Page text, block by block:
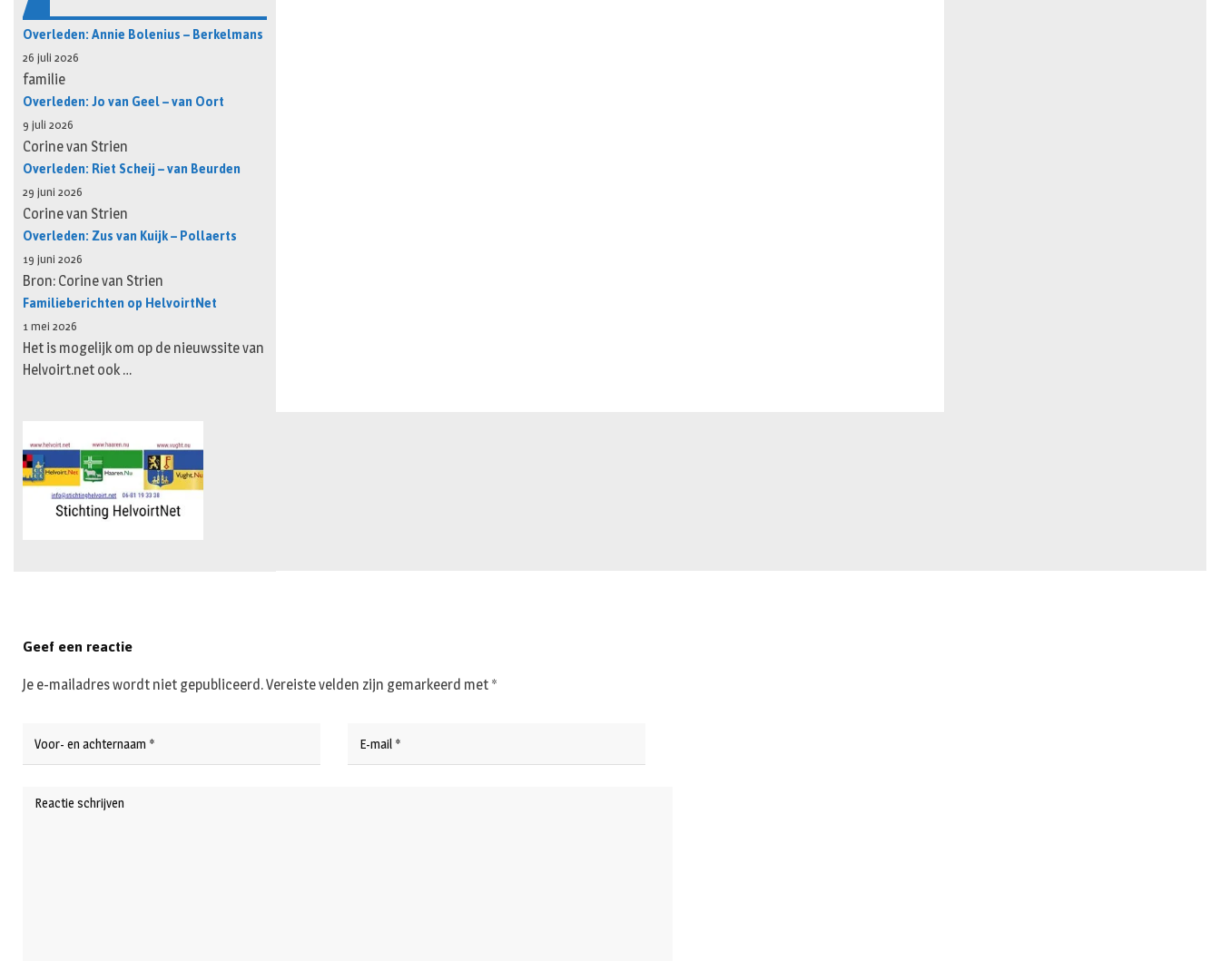
Overleden: Annie Bolenius – Berkelmans
26 juli 2026
familie
Overleden: Jo van Geel – van Oort
9 juli 2026
Corine van Strien
Overleden: Riet Scheij – van Beurden
29 juni 2026
Corine van Strien
Overleden: Zus van Kuijk – Pollaerts
19 juni 2026
Bron: Corine van Strien
Familieberichten op HelvoirtNet
1 mei 2026
Het is mogelijk om op de nieuwssite van
Helvoirt.net ook …
Geef een reactie
Je e-mailadres wordt niet gepubliceerd.Vereiste velden zijn gemarkeerd met *